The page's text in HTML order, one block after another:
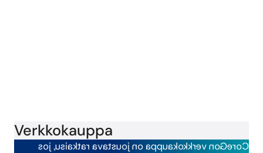
Verkkokauppa
CoreGon verkkokauppa on joustava ratkaisu, jos